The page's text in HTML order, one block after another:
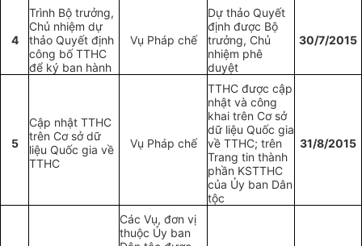
4
Trình Bộ trưởng,
Chủ nhiệm dự
thảo Quyết định
công bố TTHC
để ký ban hành
Vụ Pháp chế
Dự thảo Quyết
định được Bộ
trưởng, Chủ
nhiệm phê
duyệt
30/7/2015
5
Cập nhật TTHC
trên Cơ sở dữ
liệu Quốc gia về
TTHC
Vụ Pháp chế
TTHC được cập
nhật và công
khai trên Cơ sở
dữ liệu Quốc gia
về TTHC; trên
Trang tin thành
phần KSTTHC
của Ủy ban Dân
tộc
31/8/2015
Các Vụ, đơn vị
thuộc Ủy ban